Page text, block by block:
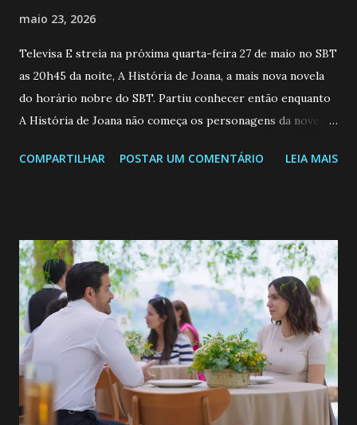
maio 23, 2026
Televisa E streia na próxima quarta-feira 27 de maio no SBT
as 20h45 da noite, A História de Joana, a mais nova novela
do horário nobre do SBT. Partiu conhecer então enquanto
A História de Joana não começa os personagens da novela?
de 25/05/26 a 31/05/26 JOANA GUADALUPE (Camila
permanecer virgem até encontrar o homem que realmente
ama, o que não é fácil, já que dedica todas as suas energias a
se aprimorar, trabalhando, estudando e se orgulhando de
ser a primeira mulher da família a ingressar na
universidade. Ela tem uma personalidade muito alegre, é
muito madura para a idade, determinada, criativa e
empática. Detesta injustiças e é uma ótima amiga. Pode ser
teimosa e muito persistente quando decide fazer algo.
COMPARTILHAR POSTAR UM COMENTÁRIO LEIA MAIS